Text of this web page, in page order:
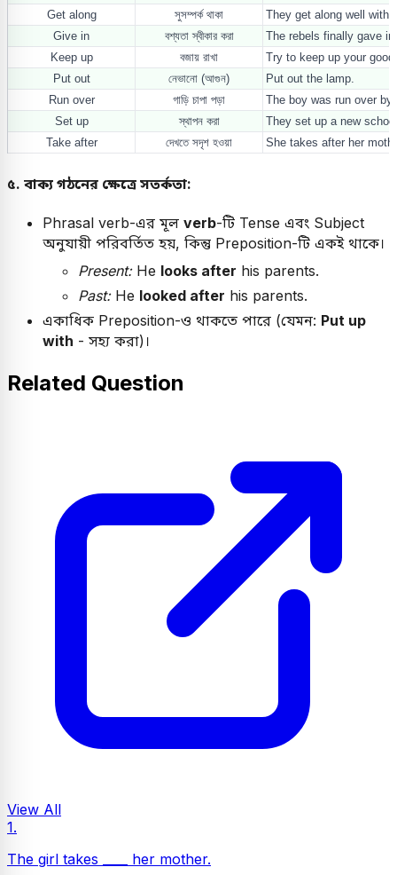
Get along
সুসম্পর্ক থাকা
They get along well with
Give in
বশ্যতা স্বীকার করা
The rebels finally gave in.
Keep up
বজায় রাখা
Try to keep up your
Put out
নেভানো (আগুন)
Put out the lamp.
Run over
গাড়ি চাপা পড়া
The boy was run over by
Set up
স্থাপন করা
They set up a new
Take after
দেখতে সদৃশ হওয়া She takes after her
৫. বাক্য গঠনের ক্ষেত্রে সতর্কতা:
Phrasal verb-এর মূল verb-টি Tense এবং Subject
অনুযায়ী পরিবর্তিত হয়, কিন্তু Preposition-টি একই থাকে।
Present:He looks after his parents.
Past:He looked after his parents.
একাধিক Preposition-ও থাকতে পারে (যেমন: Put up
with - সহ্য করা)।
Related Question
View All
1.
The girl takes ____ her mother.